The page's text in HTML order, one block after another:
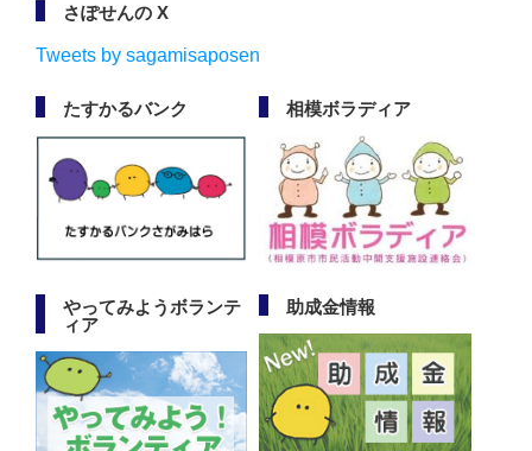
さぽせんの X
Tweets by sagamisaposen
たすかるバンク 相模ボラディア
やってみようボランテ
ィア
助成金情報